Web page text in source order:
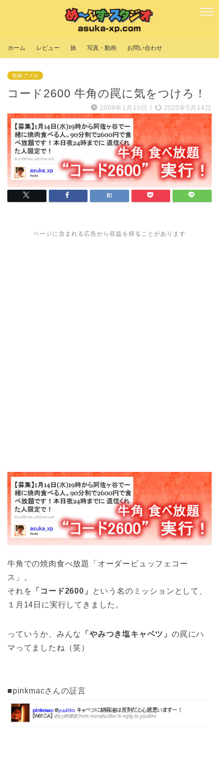
ホーム レビュー 旅 写真・動画 お問い合わせ
投稿:アスカ
コード2600 牛角の罠に気をつけろ！
2009年1月15日 / 2020年5月14日
ページに含まれる広告から収益を得ることがあります
牛角での焼肉食べ放題「オーダービュッフェコー
ス」。
それを 「コード2600」
という名のミッションとして、
１月14日に実行してきました。
っていうか、みんな 「やみつき塩キャベツ」の罠にハ
マってましたね（笑）
■pinkmacさんの証言